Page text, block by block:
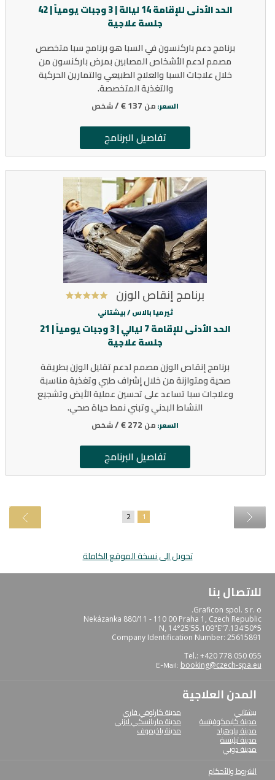
الحد الأدنى للإقامة 14 ليالة | 3 وجبات يومياً | 42
جلسة علاجية
برنامج دعم باركنسون في السبا هو برنامج سبا متخصص
مصمم لدعم الأشخاص المصابين بمرض باركنسون من
خلال علاجات السبا والعلاج الطبيعي والتمارين الحركية
والتغذية المتخصصة.
السعر: من 137 € / شخص
تفاصيل البرنامج
برنامج إنقاص الوزن
ثيرميا بالاس /بيشتاني
الحد الأدنى للإقامة 7 ليالي | 3 وجبات يومياً | 21
جلسة علاجية
برنامج إنقاص الوزن مصمم لدعم تقليل الوزن بطريقة
صحية ومتوازنة من خلال إشراف طبي وتغذية مناسبة
وعلاجات سبا تساعد على تحسين عملية الأيض وتشجيع
النشاط البدني وتبني نمط حياة صحي.
السعر: من 272 € / شخص
تفاصيل البرنامج
1
2
تحويل الى نسخة الموقع الكاملة
للاتصال بنا
Graficon spol. s r. o.
Nekázanka 880/11 - 110 00 Praha 1, Czech Republic
50°5'7.134"N, 14°25'55.109"E
Company Identification Number: 25615891
Tel.: +420 778 050 055
E-Mail:booking@czech-spa.eu
المدن العلاجية
بيشتاني
مدينة كليمكوفيتسة
مدينة بيلوهراد
مدينة تبليتسة
مدينة دوبي
مدينة كارلوفي فاري
مدينة ماريانسكي لازني
مدينة ياخيموف
الشروط والأحكام